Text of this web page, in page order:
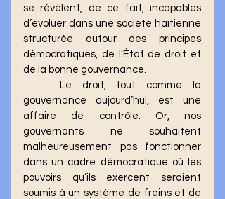
se révèlent, de ce fait, incapables
d’évoluer dans une société haïtienne
structurée autour des principes
démocratiques, de l’État de droit et
de la bonne gouvernance.
gouvernance aujourd’hui, est une
affaire de contrôle. Or, nos
gouvernants ne souhaitent
malheureusement pas fonctionner
dans un cadre démocratique où les
pouvoirs qu’ils exercent seraient
soumis à un système de freins et de